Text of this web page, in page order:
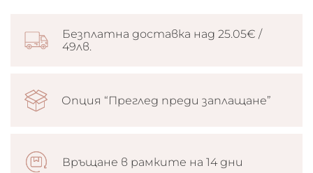
Безплатна доставка над 25.05€ /
49лв.
Опция “Преглед преди заплащане”
Връщане в рамките на 14 дни